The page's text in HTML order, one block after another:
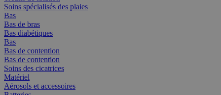
Soins spécialisés des plaies
Bas
Bas de bras
Bas diabétiques
Bas
Bas de contention
Bas de contention
Soins des cicatrices
Matériel
Aérosols et accessoires